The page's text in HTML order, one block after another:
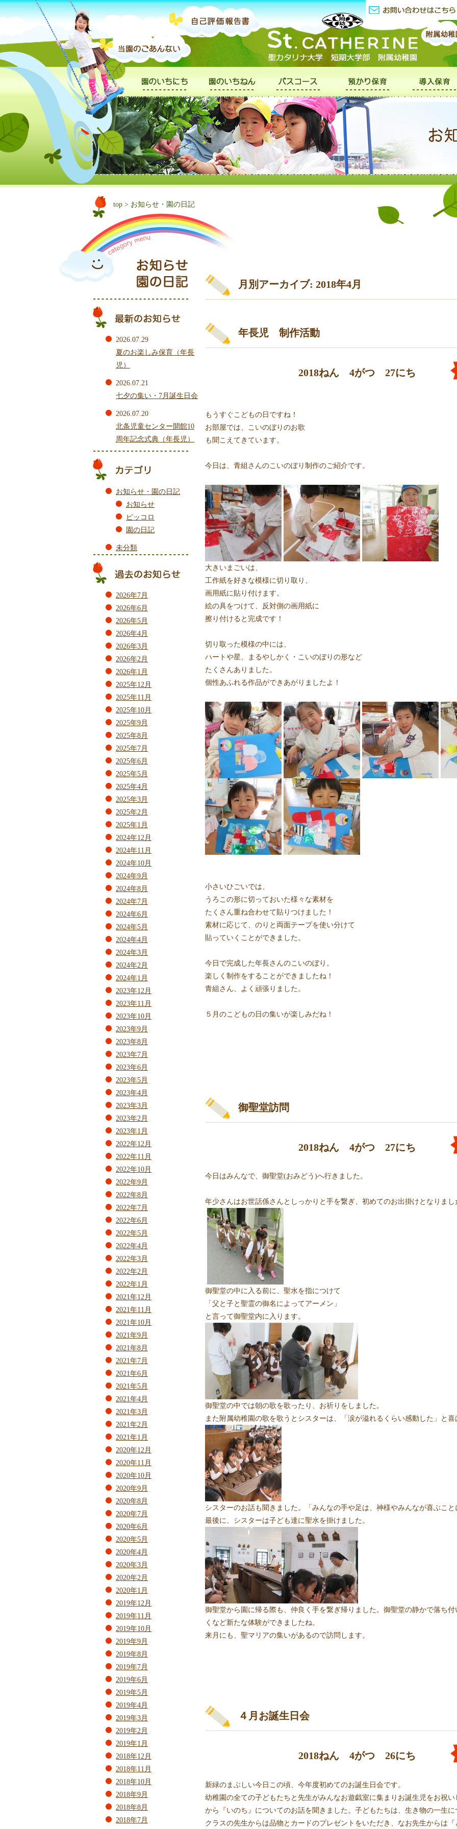
top > お知らせ・園の日記
2026.07.29
夏のお楽しみ保育（年長
児）
2026.07.21
七夕の集い・7月誕生日会
2026.07.20
北条児童センター開館10
周年記念式典（年長児）
お知らせ・園の日記
お知らせ
ピッコロ
園の日記
未分類
2026年7月
2026年6月
2026年5月
2026年4月
2026年3月
2026年2月
2026年1月
2025年12月
2025年11月
2025年10月
2025年9月
2025年8月
2025年7月
2025年6月
2025年5月
2025年4月
2025年3月
2025年2月
2025年1月
2024年12月
2024年11月
2024年10月
2024年9月
2024年8月
2024年7月
2024年6月
2024年5月
2024年4月
2024年3月
2024年2月
2024年1月
2023年12月
2023年11月
2023年10月
2023年9月
2023年8月
2023年7月
2023年6月
2023年5月
2023年4月
2023年3月
2023年2月
2023年1月
2022年12月
2022年11月
2022年10月
2022年9月
2022年8月
2022年7月
2022年6月
2022年5月
2022年4月
2022年3月
2022年2月
2022年1月
2021年12月
2021年11月
2021年10月
2021年9月
2021年8月
2021年7月
2021年6月
2021年5月
2021年4月
2021年3月
2021年2月
2021年1月
2020年12月
2020年11月
2020年10月
2020年9月
2020年8月
2020年7月
2020年6月
2020年5月
2020年4月
2020年3月
2020年2月
2020年1月
2019年12月
2019年11月
2019年10月
2019年9月
2019年8月
2019年7月
2019年6月
2019年5月
2019年4月
2019年3月
2019年2月
2019年1月
2018年12月
2018年11月
2018年10月
2018年9月
2018年8月
2018年7月
月別アーカイブ: 2018年4月
年長児 制作活動
2018ねん 4がつ 27にち
もうすぐこどもの日ですね！
お部屋では、こいのぼりのお歌
も聞こえてきています。
今日は、青組さんのこいのぼり制作のご紹介です。
大きいまごいは、
工作紙を好きな模様に切り取り、
画用紙に貼り付けます。
絵の具をつけて、反対側の画用紙に
擦り付けると完成です！
切り取った模様の中には、
ハートや星、まるやしかく・こいのぼりの形など
たくさんありました。
個性あふれる作品ができあがりましたよ！
小さいひごいでは、
うろこの形に切っておいた様々な素材を
たくさん重ね合わせて貼りつけました！
素材に応じて、のりと両面テープを使い分けて
貼っていくことができました。
今日で完成した年長さんのこいのぼり。
楽しく制作をすることができましたね！
青組さん、よく頑張りました。
５月のこどもの日の集いが楽しみだね！
御聖堂訪問
2018ねん 4がつ 27にち
今日はみんなで、御聖堂(おみどう)へ行きました。
年少さんはお世話係さんとしっかりと手を繋ぎ、初めてのお出掛けとなりまし
御聖堂の中に入る前に、聖水を指につけて
「父と子と聖霊の御名によってアーメン」
と言って御聖堂内に入ります。
御聖堂の中では朝の歌を歌ったり、お祈りをしました。
また附属幼稚園の歌を歌うとシスターは、「涙が溢れるくらい感動した」と
シスターのお話も聞きました。「みんなの手や足は、神様やみんなが喜ぶこ
最後に、シスターは子ども達に聖水を掛けました。
御聖堂から園に帰る際も、仲良く手を繋ぎ帰りました。御聖堂の静かで落ち
くなど新たな体験ができましたね。
来月にも、聖マリアの集いがあるので訪問します。
４月お誕生日会
2018ねん 4がつ 26にち
新緑のまぶしい今日この頃、今年度初めてのお誕生日会です。
幼稚園の全ての子どもたちと先生がみんなお遊戯室に集まりお誕生児をお祝
から『いのち』についてのお話を聞きました。子どもたちは、生き物の一生
クラスの先生からは品物とカードのプレゼントをいただき、なお先生からは